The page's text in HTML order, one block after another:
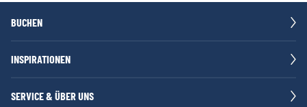
BUCHEN
INSPIRATIONEN
SERVICE & ÜBER UNS